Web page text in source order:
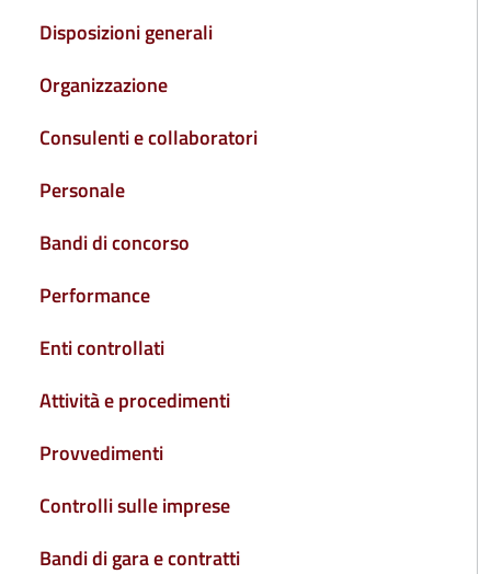
Disposizioni generali
Organizzazione
Consulenti e collaboratori
Personale
Bandi di concorso
Performance
Enti controllati
Attività e procedimenti
Provvedimenti
Controlli sulle imprese
Bandi di gara e contratti